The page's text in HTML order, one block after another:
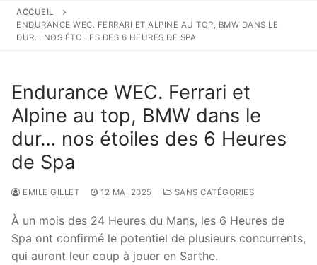
ACCUEIL
ENDURANCE WEC. FERRARI ET ALPINE AU TOP, BMW DANS LE
DUR… NOS ÉTOILES DES 6 HEURES DE SPA
Endurance WEC. Ferrari et
Alpine au top, BMW dans le
dur… nos étoiles des 6 Heures
de Spa
EMILE GILLET 12 MAI 2025 SANS CATÉGORIES
À un mois des 24 Heures du Mans, les 6 Heures de
Spa ont confirmé le potentiel de plusieurs concurrents,
qui auront leur coup à jouer en Sarthe.